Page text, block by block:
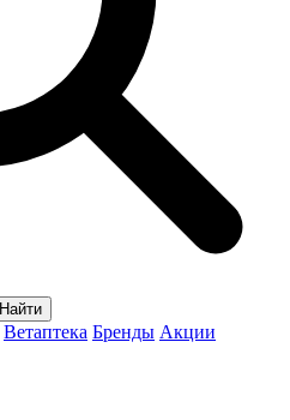
Найти
Ветаптека Бренды Акции